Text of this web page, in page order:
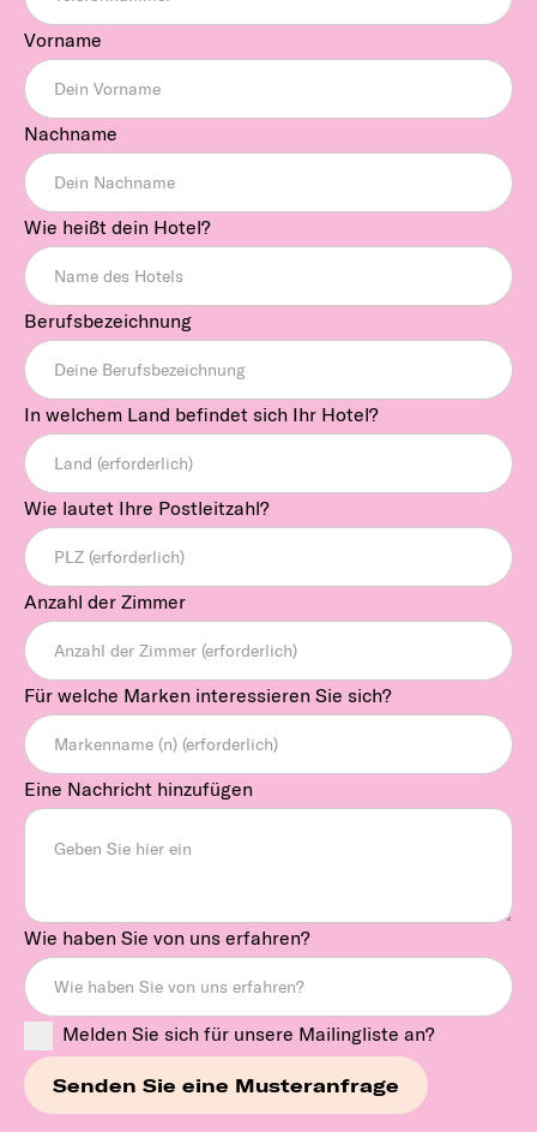
Vorname
Nachname
Wie heißt dein Hotel?
Berufsbezeichnung
In welchem Land befindet sich Ihr Hotel?
Wie lautet Ihre Postleitzahl?
Anzahl der Zimmer
Für welche Marken interessieren Sie sich?
Eine Nachricht hinzufügen
Wie haben Sie von uns erfahren?
Melden Sie sich für unsere Mailingliste an?